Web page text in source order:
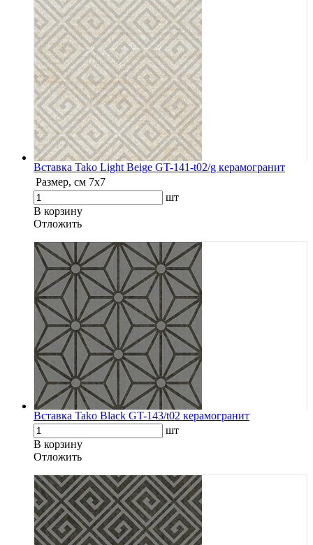
Вставка Tako Light Beige GT-141-t02/g керамогранит
Размер, см 7х7
шт
В корзину
Oтложить
Вставка Tako Black GT-143/t02 керамогранит
шт
В корзину
Oтложить